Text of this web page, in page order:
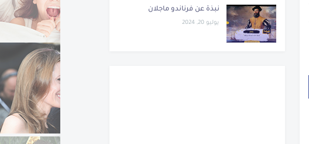
نبذة عن فرناندو ماجلان
يوليو 20, 2024